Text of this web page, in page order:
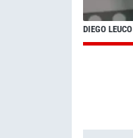
DIEGO LEUCO